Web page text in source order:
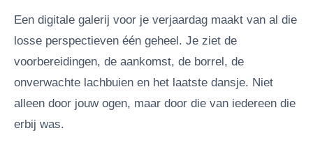
Een digitale galerij voor je verjaardag maakt van al die
losse perspectieven één geheel. Je ziet de
voorbereidingen, de aankomst, de borrel, de
onverwachte lachbuien en het laatste dansje. Niet
alleen door jouw ogen, maar door die van iedereen die
erbij was.